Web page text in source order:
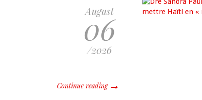
August
06
/2026
Continue reading